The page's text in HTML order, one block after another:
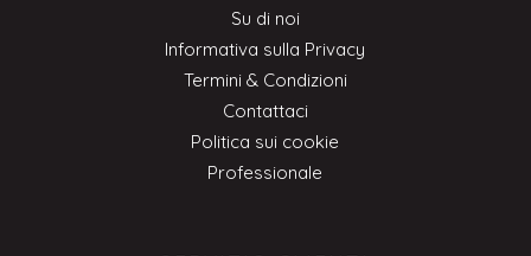
Su di noi
Informativa sulla Privacy
Termini & Condizioni
Contattaci
Politica sui cookie
Professionale